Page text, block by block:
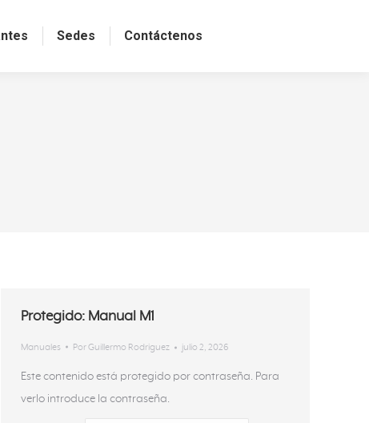
Sedes Contáctenos
Protegido: Manual M1
Manuales PorGuillermo Rodriguez julio 2, 2026
Este contenido está protegido por contraseña. Para
verlo introduce la contraseña.